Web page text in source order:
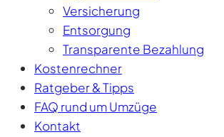
Versicherung
Entsorgung
Transparente Bezahlung
Kostenrechner
Ratgeber & Tipps
FAQ rund um Umzüge
Kontakt